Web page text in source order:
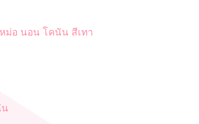
ม่อ นอน โคนัน สีเทา